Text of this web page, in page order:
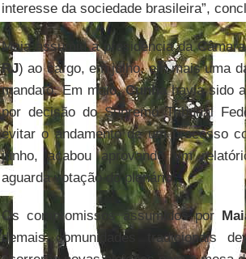
interesse da sociedade brasileira”,
Maia assumiu a presidência da
RJ) ao cargo, em julho, em mais uma
mandato. Em maio,Cunhahavia sido
por decisão do Supremo Tribunal
evitar o andamento de um processo
junho, acabou aprovando um
aguarda votação do plenário.
Os compromissos assumidos por
demais comunidades tradicionais